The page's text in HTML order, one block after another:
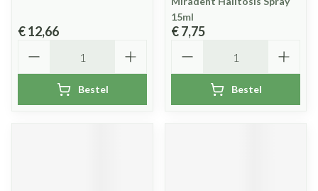
€ 12,66
Bestel
15ml
€ 7,75
Bestel